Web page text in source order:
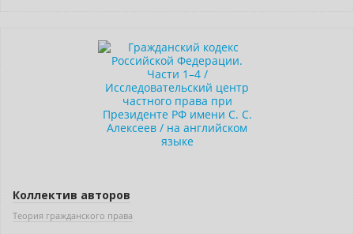
Коллектив авторов
Теория гражданского права